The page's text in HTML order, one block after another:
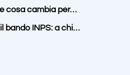
cosa cambia per…
bando INPS: a chi…